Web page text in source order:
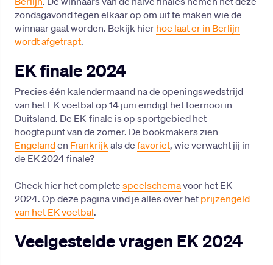
zondagavond tegen elkaar op om uit te maken wie de
winnaar gaat worden. Bekijk hier hoe laat er in Berlijn
wordt afgetrapt.
EK finale 2024
Precies één kalendermaand na de openingswedstrijd
van het EK voetbal op 14 juni eindigt het toernooi in
Duitsland. De EK-finale is op sportgebied het
hoogtepunt van de zomer. De bookmakers zien
Engelanden Frankrijkals de favoriet, wie verwacht jij in
de EK 2024 finale?
Check hier het complete speelschemavoor het EK
2024. Op deze pagina vind je alles over het prijzengeld
van het EK voetbal.
Veelgestelde vragen EK 2024